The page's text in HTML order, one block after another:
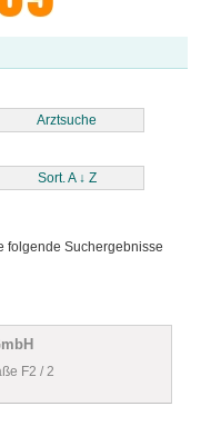
Arztsuche
Sort. A ↓ Z
Suchergebnisse
F2 / 2